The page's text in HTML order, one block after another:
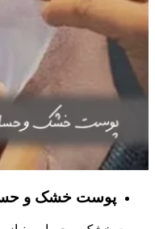
پوست خشک و